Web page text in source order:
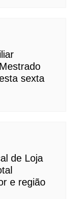
sexta
de Loja
e região